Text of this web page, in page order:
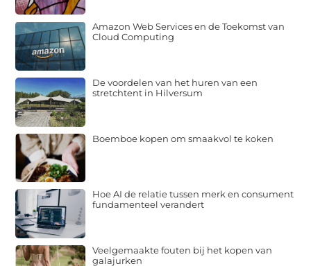
Amazon Web Services en de Toekomst van
Cloud Computing
De voordelen van het huren van een
stretchtent in Hilversum
Boemboe kopen om smaakvol te koken
Hoe AI de relatie tussen merk en consument
fundamenteel verandert
Veelgemaakte fouten bij het kopen van
galajurken